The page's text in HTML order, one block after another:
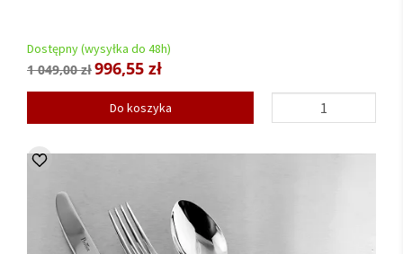
Dostępny (wysyłka do 48h)
1 049,00 zł996,55 zł
Do koszyka